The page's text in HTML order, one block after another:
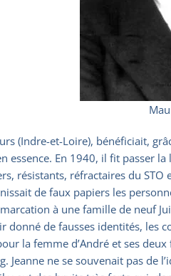
(Indre-et-Loire), bénéficiait,
essence. En 1940, il fit passer
résistants, réfractaires du
de faux papiers les
à une famille de neuf
de fausses identités, les
la femme d’André et ses
ne se souvenait pas de